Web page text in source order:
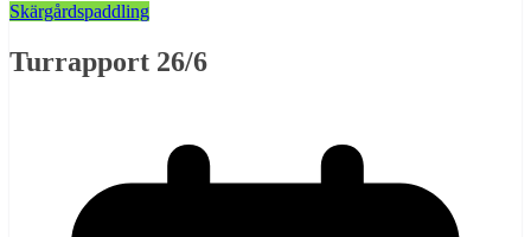
Skärgårdspaddling
Turrapport 26/6